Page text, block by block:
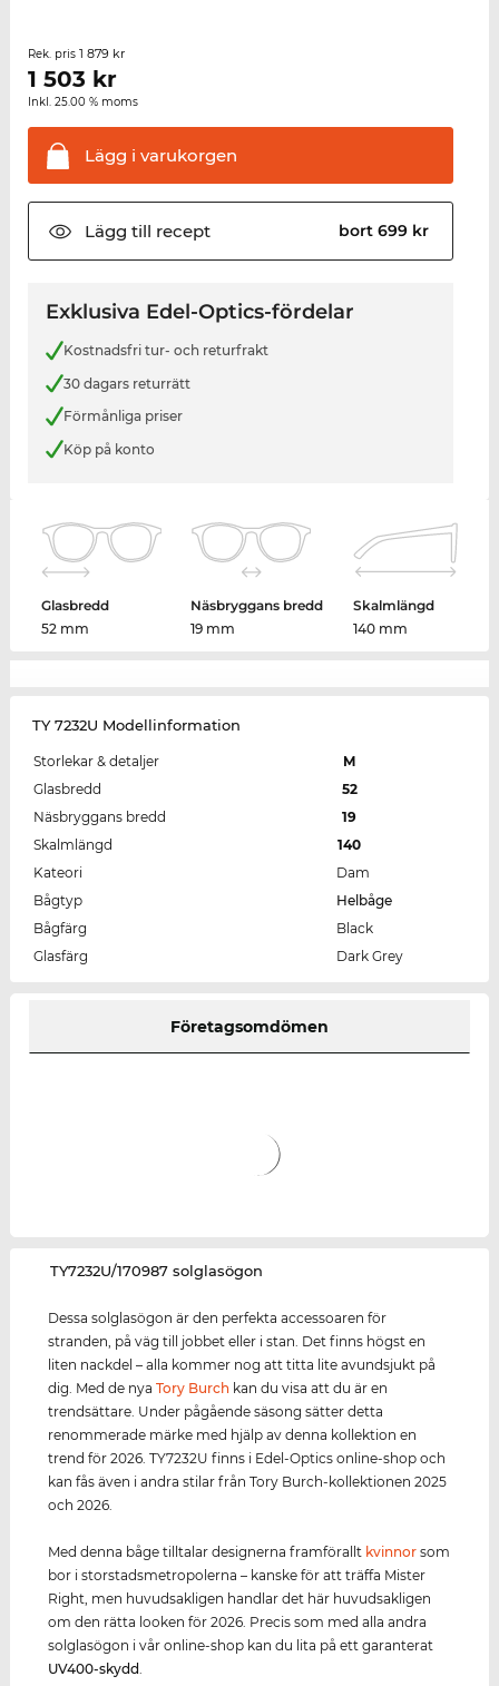
Rek. pris 1 879 kr
1 503 kr
Inkl. 25.00 % moms
Lägg i varukorgen
Lägg till recept bort 699 kr
Exklusiva Edel-Optics-fördelar
Kostnadsfri tur- och returfrakt
30 dagars returrätt
Förmånliga priser
Köp på konto
Glasbredd
52 mm
Näsbryggans bredd
19 mm
Skalmlängd
140 mm
TY 7232U Modellinformation
Storlekar & detaljer
M
Glasbredd
52
Näsbryggans bredd
19
Skalmlängd
140
Kateori
Dam
Bågtyp
Helbåge
Bågfärg
Black
Glasfärg
Dark Grey
Företagsomdömen
‌TY7232U/170987 solglasögon
Dessa solglasögon är den perfekta accessoaren för
stranden, på väg till jobbet eller i stan. Det finns högst en
liten nackdel – alla kommer nog att titta lite avundsjukt på
dig. Med de nyaTory Burch kan du visa att du är en
trendsättare. Under pågående säsong sätter detta
renommerade märke med hjälp av denna kollektion en
trend för 2026. TY7232U finns i Edel-Optics online-shop och
kan fås även i andra stilar från Tory Burch-kollektionen 2025
och 2026.
Med denna båge tilltalar designerna framförallt kvinnor som
bor i storstadsmetropolerna – kanske för att träffa Mister
Right, men huvudsakligen handlar det här huvudsakligen
om den rätta looken för 2026. Precis som med alla andra
solglasögon i vår online-shop kan du lita på ett garanterat
UV400-skydd.